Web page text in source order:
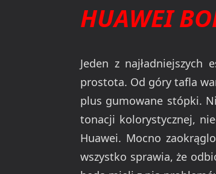
HUAWEI
Jeden z
prostota. Od góry tafla
plus gumowane stópki.
tonacji kolorystycznej,
Huawei. Mocno
wszystko sprawia, że